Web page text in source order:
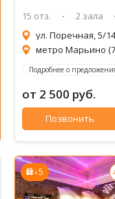
15 отз. 2 зала
ул. Поречная, 5/14
метро Марьино
Подробнее о
от 2 500 руб.
Позвонить
x5